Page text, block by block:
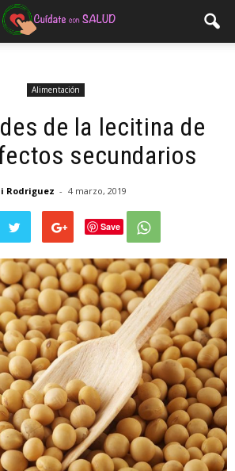
Alimentación
de la lecitina de
secundarios
Rodriguez - 4 marzo, 2019
Save